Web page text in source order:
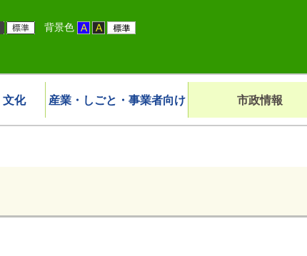
背景色
文化 産業・しごと・事業者向け 市政情報